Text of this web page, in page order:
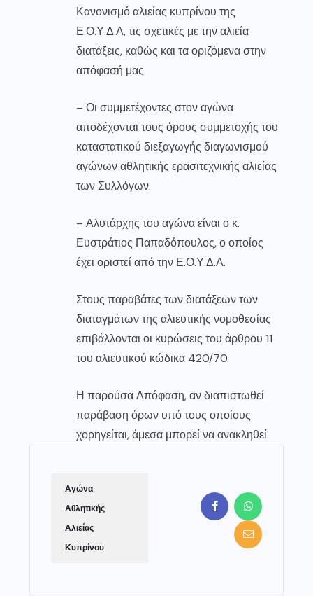
Κανονισμό αλιείας κυπρίνου της
Ε.Ο.Υ.Δ.Α, τις σχετικές με την αλιεία
διατάξεις, καθώς και τα οριζόμενα στην
απόφασή μας.
– Οι συμμετέχοντες στον αγώνα
αποδέχονται τους όρους συμμετοχής του
καταστατικού διεξαγωγής διαγωνισμού
αγώνων αθλητικής ερασιτεχνικής αλιείας
των Συλλόγων.
– Αλυτάρχης του αγώνα είναι ο κ.
Ευστράτιος Παπαδόπουλος, ο οποίος
έχει οριστεί από την Ε.Ο.Υ.Δ.Α.
Στους παραβάτες των διατάξεων των
διαταγμάτων της αλιευτικής νομοθεσίας
επιβάλλονται οι κυρώσεις του άρθρου 11
του αλιευτικού κώδικα 420/70.
Η παρούσα Απόφαση, αν διαπιστωθεί
παράβαση όρων υπό τους οποίους
χορηγείται, άμεσα μπορεί να ανακληθεί.
Αγώνα
Αθλητικής
Αλιείας
Κυπρίνου